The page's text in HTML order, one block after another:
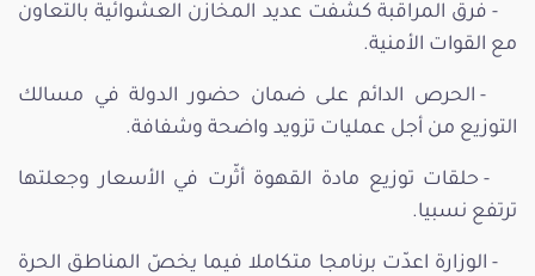
- فرق المراقبة كشفت عديد المخازن العشوائية بالتعاون
مع القوات الأمنية.
- الحرص الدائم على ضمان حضور الدولة في مسالك
التوزيع من أجل عمليات تزويد واضحة وشفافة.
- حلقات توزيع مادة القهوة أثّرت في الأسعار وجعلتها
ترتفع نسبيا.
- الوزارة اعدّت برنامجا متكاملا فيما يخصّ المناطق الحرة